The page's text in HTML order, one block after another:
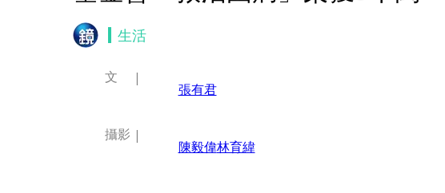
生活
文
張有君
攝影
陳毅偉林育緯